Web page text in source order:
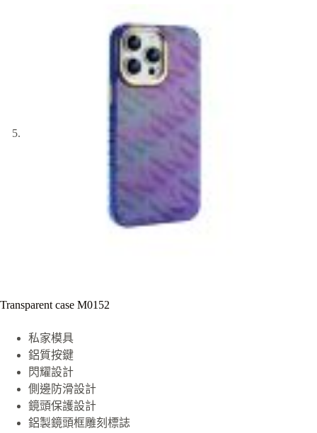
Transparent case M0152
私家模具
鋁質按鍵
閃耀設計
側邊防滑設計
鏡頭保護設計
鋁製鏡頭框雕刻標誌